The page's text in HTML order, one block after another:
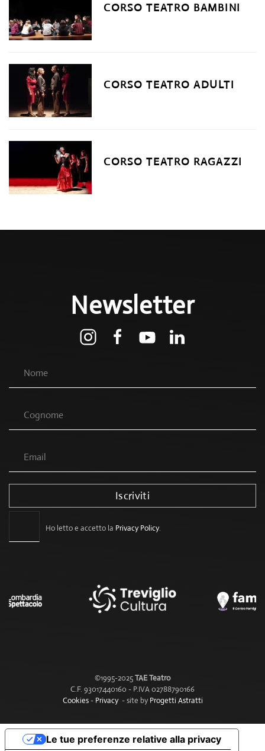
CORSO TEATRO BAMBINI
CORSO TEATRO ADULTI
CORSO TEATRO RAGAZZI
Newsletter
Iscriviti
Ho letto e accetto la Privacy Policy.
©1995-2025TAE Teatro
C.F. 93017440160 - P.IVA 02788790166
Cookies- Privacy- site byProgetti Astratti
Le tue preferenze relative alla privacy